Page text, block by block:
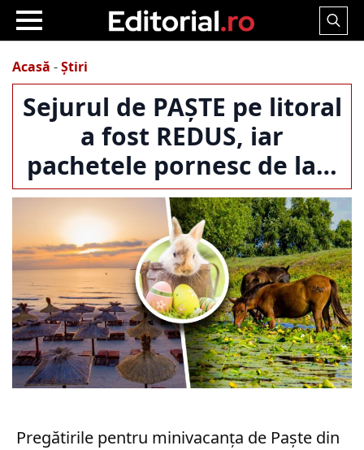
Search
Acasă -Știri
Sejurul de PAȘTE pe litoral
a fost REDUS, iar
pachetele pornesc de la…
Pregătirile pentru minivacanța de Paște din